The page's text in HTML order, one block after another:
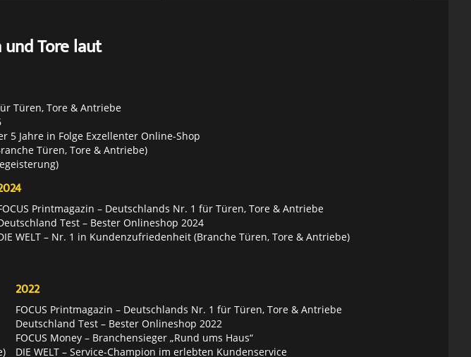
und Tore laut
Türen, Tore & Antriebe
5 Jahre in Folge Exzellenter Online-Shop
Türen, Tore & Antriebe)
Printmagazin – Deutschlands Nr. 1 für Türen, Tore & Antriebe
Test – Bester Onlineshop 2024
WELT – Nr. 1 in Kundenzufriedenheit (Branche Türen, Tore & Antriebe)
2022
FOCUS Printmagazin – Deutschlands Nr. 1 für Türen, Tore & Antriebe
Deutschland Test – Bester Onlineshop 2022
FOCUS Money – Branchensieger „Rund ums Haus“
DIE WELT – Service-Champion im erlebten Kundenservice